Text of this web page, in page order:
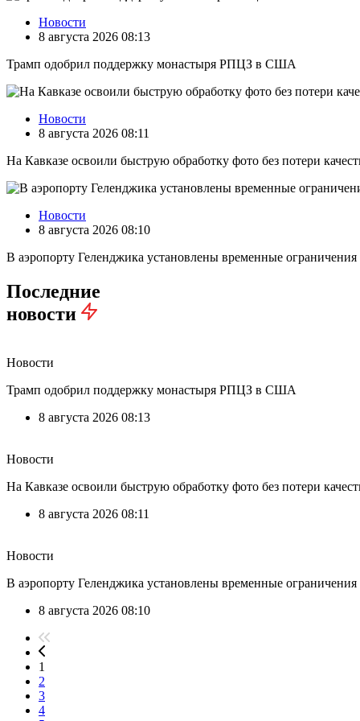
Новости
8 августа 2026 08:13
Трамп одобрил поддержку монастыря РПЦЗ в США
Новости
8 августа 2026 08:11
На Кавказе освоили быструю обработку фото без потери
Новости
8 августа 2026 08:10
В аэропорту Геленджика установлены временные ограничения
Последние
новости
Новости
Трамп одобрил поддержку монастыря РПЦЗ в США
8 августа 2026 08:13
Новости
На Кавказе освоили быструю обработку фото без потери
8 августа 2026 08:11
Новости
В аэропорту Геленджика установлены временные ограничения
8 августа 2026 08:10
1
2
3
4